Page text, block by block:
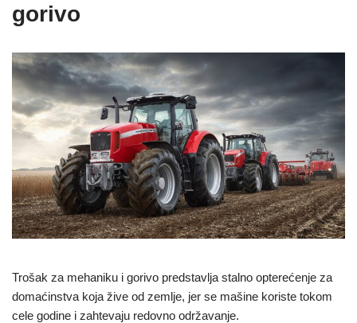
gorivo
Trošak za mehaniku i gorivo predstavlja stalno opterećenje za
domaćinstva koja žive od zemlje, jer se mašine koriste tokom
cele godine i zahtevaju redovno održavanje.